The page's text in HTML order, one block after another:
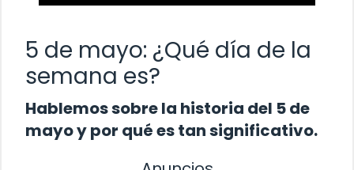
5 de mayo: ¿Qué día de la
semana es?
Hablemos sobre la historia del 5 de
mayo y por qué es tan significativo.